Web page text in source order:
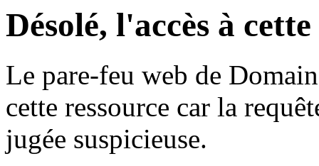
Désolé, l'accès à
Le pare-feu web de
cette ressource car la
jugée suspicieuse.